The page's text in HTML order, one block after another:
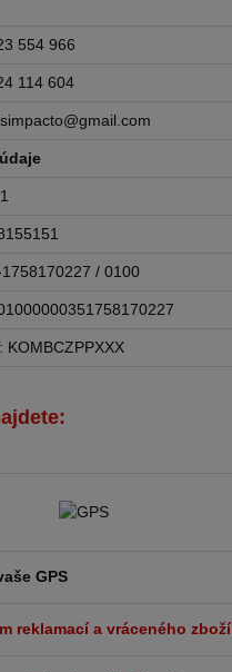
554 966
114 604
/ 0100
KOMBCZPPXXX
GPS
reklamací a vráceného zboží